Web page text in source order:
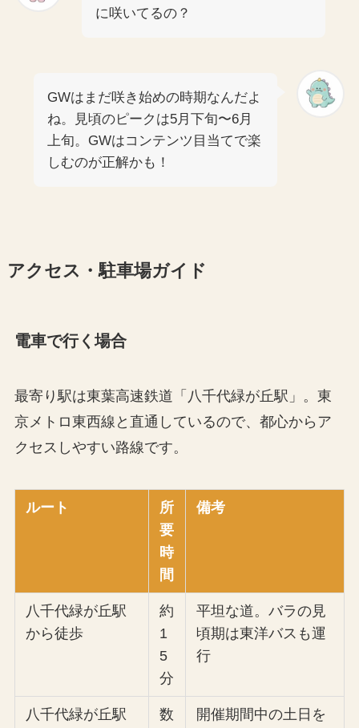
に咲いてるの？
GWはまだ咲き始めの時期なんだよ
ね。見頃のピークは5月下旬〜6月
上旬。GWはコンテンツ目当てで楽
しむのが正解かも！
アクセス・駐車場ガイド
電車で行く場合
最寄り駅は東葉高速鉄道「八千代緑が丘駅」。東
京メトロ東西線と直通しているので、都心からア
クセスしやすい路線です。
ルート
所
要
時
間
備考
八千代緑が丘駅
から徒歩
約
1
5
分
平坦な道。バラの見
頃期は東洋バスも運
行
八千代緑が丘駅
数
開催期間中の土日を